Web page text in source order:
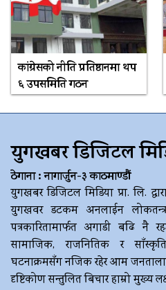
कांग्रेसको नीति प्रतिष्ठानमा थप
६ उपसमिति गठन
युगखबर डिजिटल
ठेगाना : नागार्जुन-३ काठमाण्डौं
युगखबर डिजिटल मिडिया प्रा. लि.
युगखवर डटकम अनलाईन लोकतन्त्र
पत्रकारितामार्फत अगाडी बढि नै
सामाजिक, राजनितिक र
घटनाक्रमसँग नजिक रहेर आम
दृष्टिकोण सन्तुलित बिचार हाम्रो मुख्य